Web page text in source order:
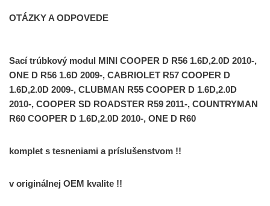
OTÁZKY A ODPOVEDE
Sací trúbkový modul MINI COOPER D R56 1.6D,2.0D 2010-,
ONE D R56 1.6D 2009-, CABRIOLET R57 COOPER D
1.6D,2.0D 2009-, CLUBMAN R55 COOPER D 1.6D,2.0D
2010-, COOPER SD ROADSTER R59 2011-, COUNTRYMAN
R60 COOPER D 1.6D,2.0D 2010-, ONE D R60
komplet s tesneniami a príslušenstvom !!
v originálnej OEM kvalite !!